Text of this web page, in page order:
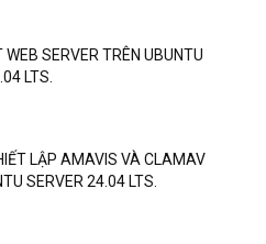
SERVER TRÊN UBUNTU
LTS.
LẬP AMAVIS VÀ CLAMAV
SERVER 24.04 LTS.